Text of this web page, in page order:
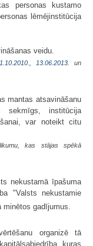
personas kustamo
lēmējinstitūcija
veidu.
13.06.2013.
un
mantas atsavināšanu
sekmīgs, institūcija
var noteikt citu
kas stājas spēkā
nekustamā īpašuma
"Valsts nekustamie
minētos gadījumus.
organizē tā
kuras